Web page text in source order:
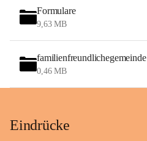
Formulare
9,63 MB
familienfreundlichegemeinde
0,46 MB
Eindrücke